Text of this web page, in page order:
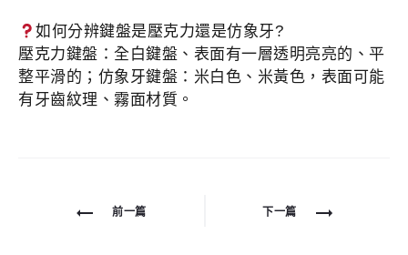
如何分辨鍵盤是壓克力還是仿象牙?
壓克力鍵盤：全白鍵盤、表面有一層透明亮亮的、平
整平滑的；仿象牙鍵盤：米白色、米黃色，表面可能
有牙齒紋理、 霧面材質。
前一篇 下一篇